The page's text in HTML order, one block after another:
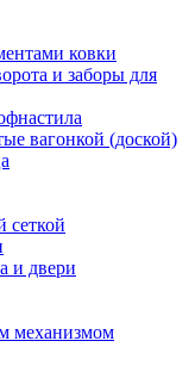
ковки
и заборы для
вагонкой (доской)
сеткой
и двери
механизмом